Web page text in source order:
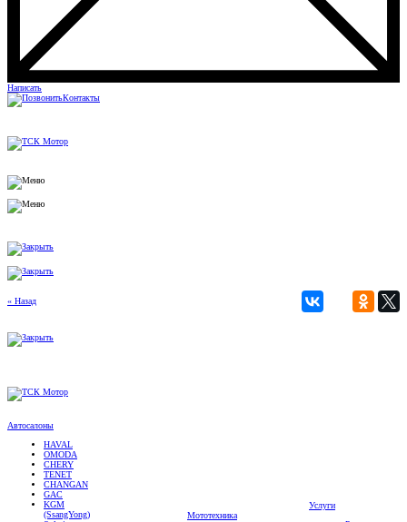
Написать
Контакты
HAVAL
OMODA
CHERY
TENET
CHANGAN
GAC
KGM
(SsangYong)
Solaris
JETOUR
Мотоциклы
автомобилей